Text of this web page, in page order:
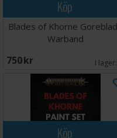
Köp
Blades of Khorne
Warband
750 SEK I lager:
Köp